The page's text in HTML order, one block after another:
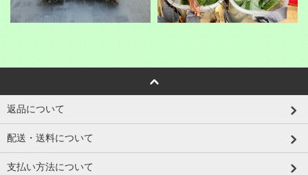
返品について
配送・送料について
支払い方法について